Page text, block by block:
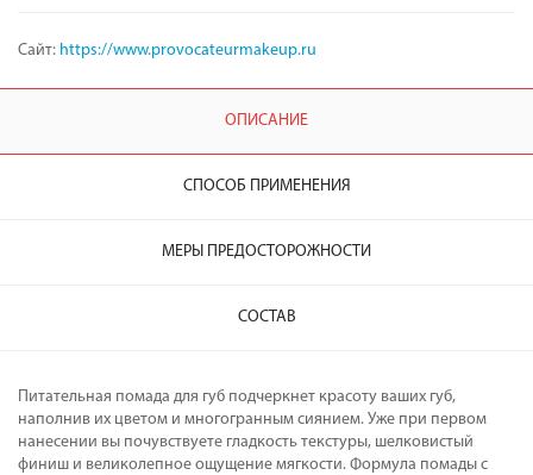
Сайт: https://www.provocateurmakeup.ru
ОПИСАНИЕ
СПОСОБ ПРИМЕНЕНИЯ
МЕРЫ ПРЕДОСТОРОЖНОСТИ
СОСТАВ
Питательная помада для губ подчеркнет красоту ваших губ,
наполнив их цветом и многогранным сиянием. Уже при первом
нанесении вы почувствуете гладкость текстуры, шелковистый
финиш и великолепное ощущение мягкости. Формула помады с